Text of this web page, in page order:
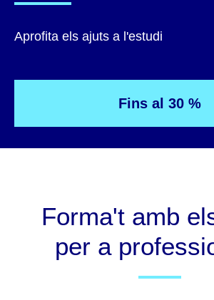
Aprofita els ajuts a l'estudi
Fins al 30 %
Forma't amb
per a